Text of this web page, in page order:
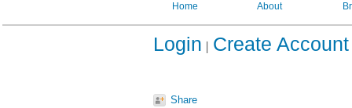
Home About
Login Create Account
Share